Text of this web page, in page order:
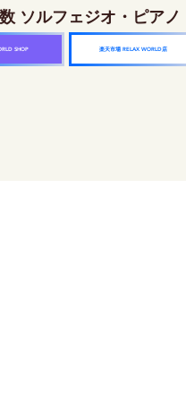
ソルフェジオ・ピア
SHOP 楽天市場 RELAX WORLD店